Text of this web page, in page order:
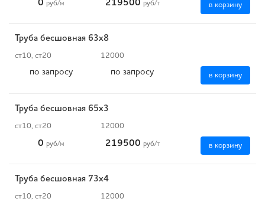
0 руб/м 219500 руб/т в корзину
Труба бесшовная 63х8
ст10, ст20 12000
по запросу по запросу в корзину
Труба бесшовная 65х3
ст10, ст20 12000
0 руб/м 219500 руб/т в корзину
Труба бесшовная 73х4
ст10, ст20 12000